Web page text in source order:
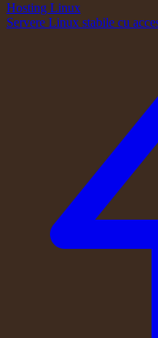
Hosting Linux
Servere Linux stabile cu